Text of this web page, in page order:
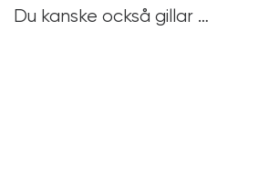
Du kanske också gillar …